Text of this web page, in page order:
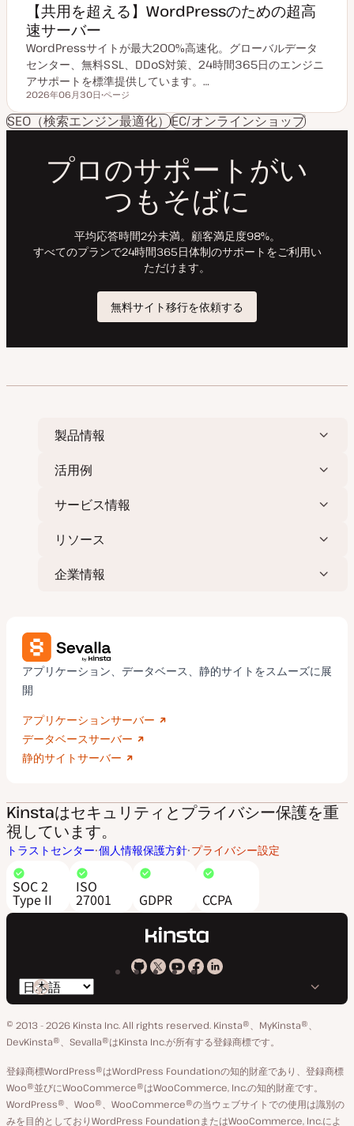
【共用を超える】WordPressのための超高
速サーバー
WordPressサイトが最大200%高速化。グローバルデータ
センター、無料SSL、DDoS対策、24時間365日のエンジニ
アサポートを標準提供しています。…
更新日
2026年06月30日
稿
タ
ページ
SEO（検索エンジン最適化）EC/オンラインショップ
製品情報
活用例
サービス情報
リソース
企業情報
アプリケーション、データベース、静的サイトをスムーズに展
開
アプリケーションサーバー
データベースサーバー
静的サイトサーバー
Kinstaはセキュリティとプライバシー保護を重
視しています。
トラストセンター 個人情報保護方針 プライバシー設定
SOC 2
Type II
ISO
27001 GDPR CCPA
Kinsta
GitHub
Kinsta
X
ア
カ
ウ
ン
Kinsta
YouTube
Kinsta
Facebook
Kinsta
LinkedIn
ペ
ー
ジ
言
語
の
り
替
え
© 2013 - 2026 Kinsta Inc. All rights reserved. Kinsta®、MyKinsta®、
DevKinsta®、Sevalla®はKinsta Inc.が所有する登録商標です。
登録商標WordPress®はWordPress Foundationの知的財産であり、登録商標
Woo®並びにWooCommerce®はWooCommerce, Inc.の知的財産です。
WordPress®、Woo®、WooCommerce®の当ウェブサイトでの使用は識別の
みを目的としておりWordPress FoundationまたはWooCommerce, Inc.によ